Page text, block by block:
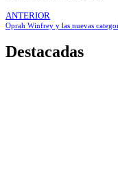
ANTERIOR
Oprah Winfrey y las nuevas
Destacadas